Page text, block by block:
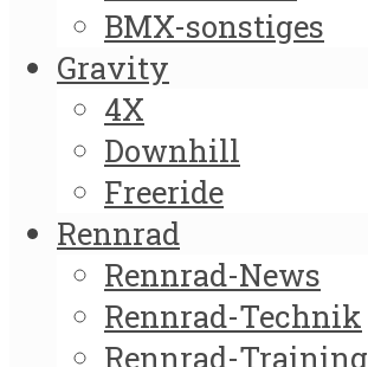
BMX-sonstiges
Gravity
4X
Downhill
Freeride
Rennrad
Rennrad-News
Rennrad-Technik
Rennrad-Training